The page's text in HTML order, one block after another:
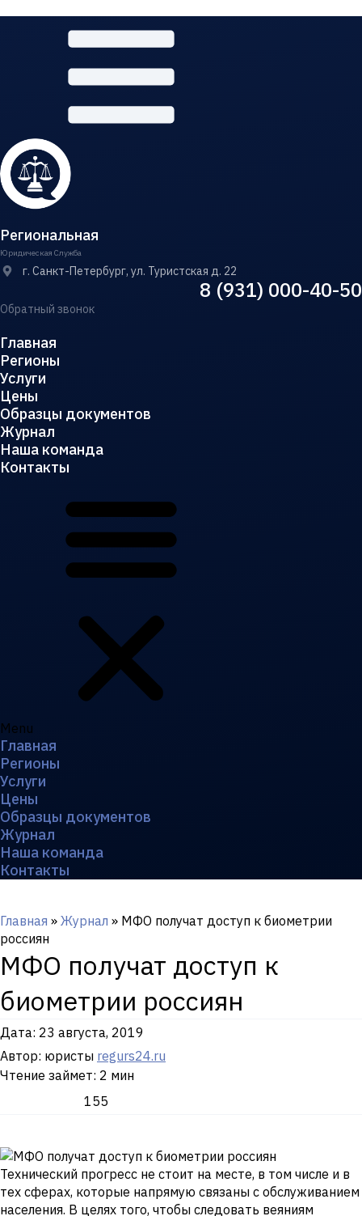
Региональная
Юридическая Служба
г. Санкт-Петербург, ул. Туристская д. 22
8 (931) 000-40-50
Обратный звонок
Главная
Регионы
Услуги
Цены
Образцы документов
Журнал
Наша команда
Контакты
Menu
Главная
Регионы
Услуги
Цены
Образцы документов
Журнал
Наша команда
Контакты
Главная » Журнал » МФО получат доступ к биометрии
россиян
МФО получат доступ к
биометрии россиян
Дата: 23 августа, 2019
Автор: юристы regurs24.ru
Чтение займет: 2 мин
155
Технический прогресс не стоит на месте, в том числе и в
тех сферах, которые напрямую связаны с обслуживанием
населения. В целях того, чтобы следовать веяниям